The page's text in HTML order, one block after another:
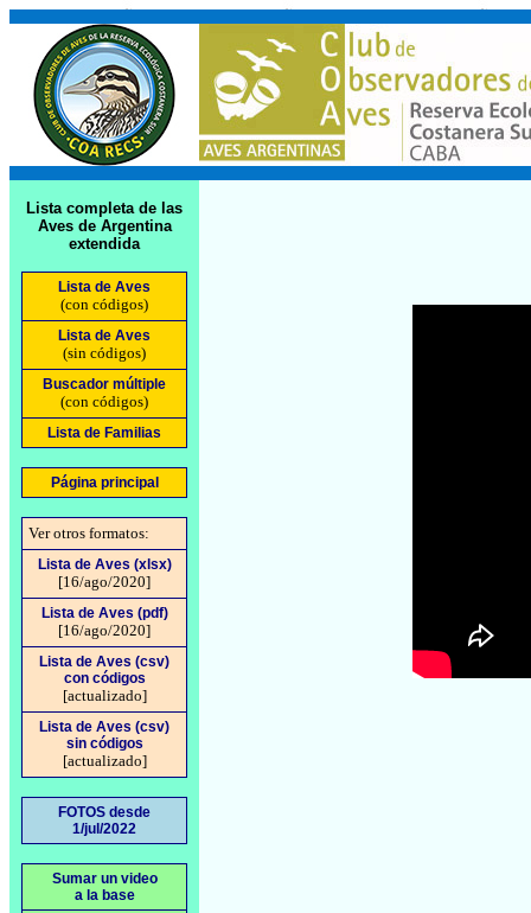
Lista completa de las
Aves de Argentina
extendida
Lista de Aves
(con códigos)
Lista de Aves
(sin códigos)
Buscador múltiple
(con códigos)
Lista de Familias
Página principal
Ver otros formatos:
Lista de Aves (xlsx)
[16/ago/2020]
Lista de Aves (pdf)
[16/ago/2020]
Lista de Aves (csv)
con códigos
[actualizado]
Lista de Aves (csv)
sin códigos
[actualizado]
FOTOS desde
1/jul/2022
Sumar un video
a la base